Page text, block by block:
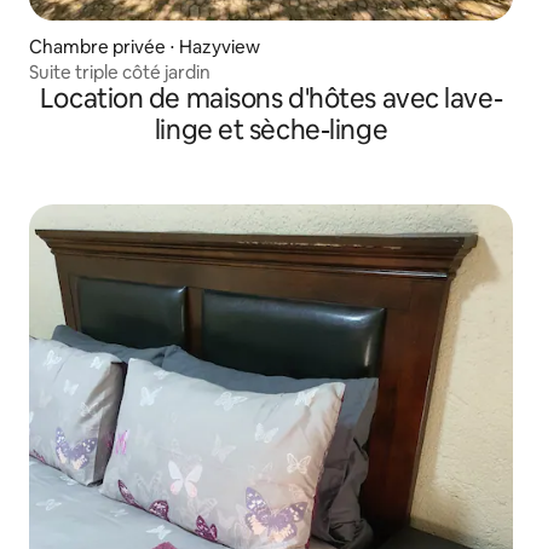
Chambre privée ⋅ Hazyview
Suite triple côté jardin
Location de maisons d'hôtes avec lave-
linge et sèche-linge